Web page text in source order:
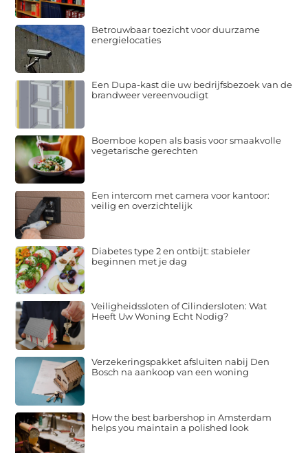
Betrouwbaar toezicht voor duurzame
energielocaties
Een Dupa-kast die uw bedrijfsbezoek van de
brandweer vereenvoudigt
Boemboe kopen als basis voor smaakvolle
vegetarische gerechten
Een intercom met camera voor kantoor:
veilig en overzichtelijk
Diabetes type 2 en ontbijt: stabieler
beginnen met je dag
Veiligheidssloten of Cilindersloten: Wat
Heeft Uw Woning Echt Nodig?
Verzekeringspakket afsluiten nabij Den
Bosch na aankoop van een woning
How the best barbershop in Amsterdam
helps you maintain a polished look